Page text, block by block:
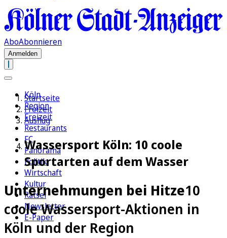
AboAbonnieren
Anmelden
Köln
Region
Freizeit
Restaurants
FC
Panorama
Politik
Wirtschaft
Kultur
Rätsel
Newsletter
E-Paper
Startseite
Freizeit
Ausflug
Wassersport Köln: 10 coole
Sportarten auf dem Wasser
Unternehmungen bei Hitze10
coole Wassersport-Aktionen in
Köln und der Region